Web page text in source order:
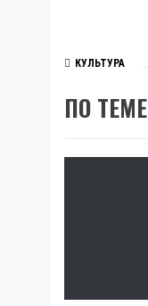
КУЛЬТУРА
ПО ТЕМЕ